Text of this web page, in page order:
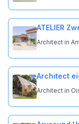
ATELIER
Architect in
Architect
Architect in